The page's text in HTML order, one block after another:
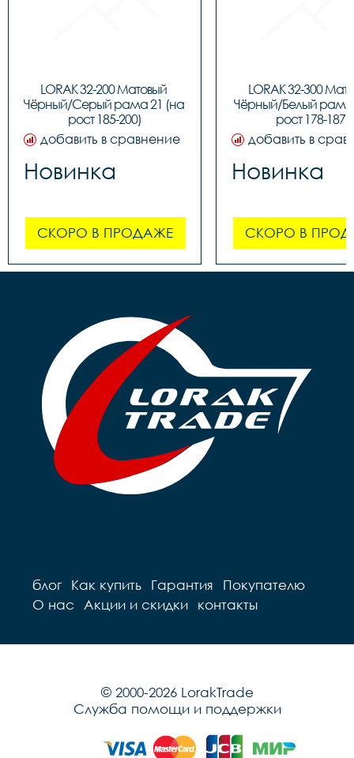
LORAK 32-200 Матовый
Чёрный/Серый рама 21 (на
рост 185-200)
добавить в сравнение
Новинка
СКОРО В ПРОДАЖЕ
LORAK 32-300
Чёрный/Белый рама
рост 178-187)
добавить в
Новинка
СКОРО В
блог Как купить Гарантия
Покупателю
О нас
Акции и скидки контакты
© 2000-2026 LorakTrade
Служба помощи и поддержки